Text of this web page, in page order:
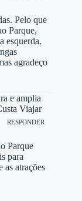
Pelo que
Parque,
esquerda,
agradeço
e amplia
Viajar
RESPONDER
Parque
para
as atrações